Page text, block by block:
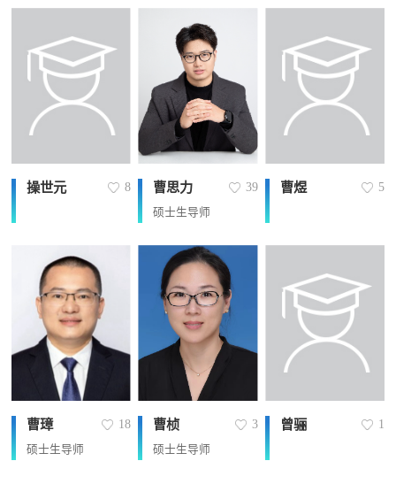
操世元 8 曹思力 39
硕士生导师
曹煜 5
曹璋 18
硕士生导师
曹桢 3
硕士生导师
曾骊 1